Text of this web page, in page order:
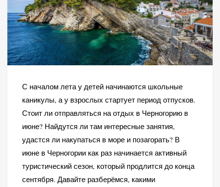
С началом лета у детей начинаются школьные
каникулы, а у взрослых стартует период отпусков.
Стоит ли отправляться на отдых в Черногорию в
июне? Найдутся ли там интересные занятия,
удастся ли накупаться в море и позагорать? В
июне в Черногории как раз начинается активный
туристический сезон, который продлится до конца
сентября. Давайте разберёмся, какими